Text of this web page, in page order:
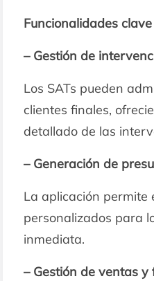
Funcionalidades
– Gestión de
Los SATs pueden
clientes finales,
detallado de las
– Generación de
La aplicación permite
personalizados para
inmediata.
– Gestión de ventas y